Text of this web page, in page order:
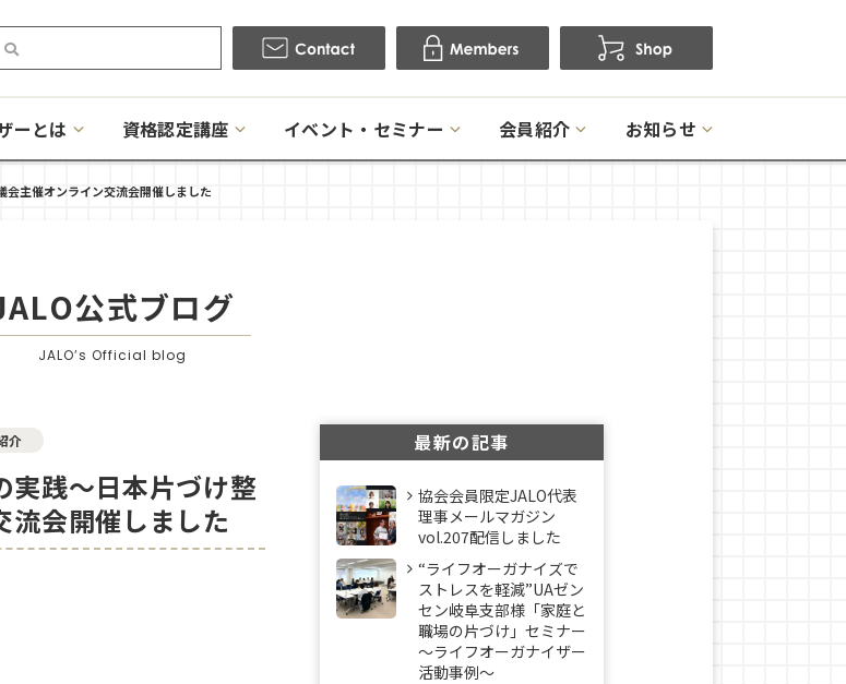
ーとは 資格認定講座 イベント・セミナー 会員紹介 お知らせ
主催オンライン交流会開催しました
公式ブログ
JALO’s Official blog
介
践〜日本片づけ整
流会開催しました
最新の記事
協会会員限定JALO代表
理事メールマガジン
vol.207配信しました
“ライフオーガナイズで
ストレスを軽減”UAゼン
セン岐阜支部様「家庭と
職場の片づけ」セミナー
～ライフオーガナイザー
活動事例〜